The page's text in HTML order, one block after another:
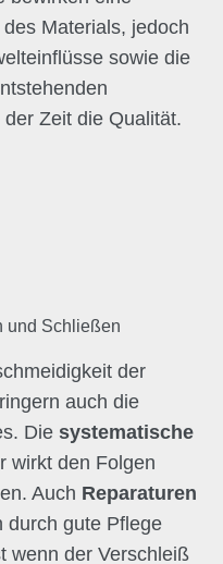
Materials, jedoch
sowie die
Zeit die Qualität.
und Schließen
der
auch die
Die systematische
wirkt den Folgen
Auch Reparaturen
durch gute Pflege
wenn der Verschleiß